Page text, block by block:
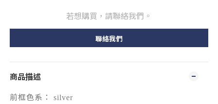
若想購買，請聯絡我們。
聯絡我們
商品描述
前框色系：
silver